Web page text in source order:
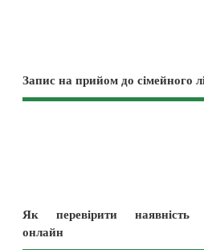
Запис на прийом до сімейного
Як перевірити наявність
онлайн